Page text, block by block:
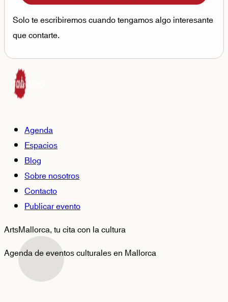
Solo te escribiremos cuando tengamos algo interesante
que contarte.
Agenda
Espacios
Blog
Sobre nosotros
Contacto
Publicar evento
ArtsMallorca,tu cita con la cultura
Agenda de eventos culturales en Mallorca